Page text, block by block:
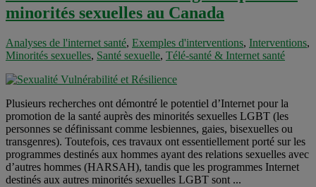
minorités sexuelles au Canada
Analyses de l'internet santé, Exemples d'interventions, Interventions,
Minorités sexuelles, Santé sexuelle, Télé-santé & Internet santé
Plusieurs recherches ont démontré le potentiel d’Internet pour la
promotion de la santé auprès des minorités sexuelles LGBT (les
personnes se définissant comme lesbiennes, gaies, bisexuelles ou
transgenres). Toutefois, ces travaux ont essentiellement porté sur les
programmes destinés aux hommes ayant des relations sexuelles avec
d’autres hommes (HARSAH), tandis que les programmes Internet
destinés aux autres minorités sexuelles LGBT sont ...